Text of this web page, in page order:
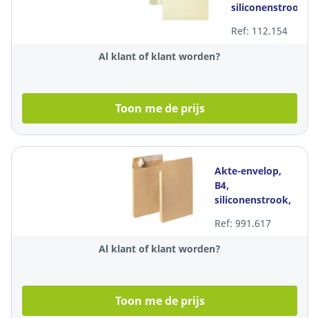
siliconenstrook,
262 x 371 x 38
Ref: 112.154
Al klant of klant worden?
Toon me de prijs
Akte-envelop,
B4,
siliconenstrook,
x 353 x 30 mm,
per 100
Ref: 991.617
Al klant of klant worden?
Toon me de prijs